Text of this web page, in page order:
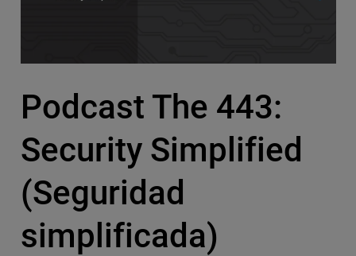
Podcast The 443:
Security Simplified
(Seguridad
simplificada)